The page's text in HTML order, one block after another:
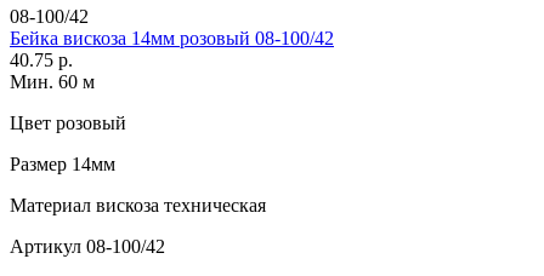
08-100/42
Бейка вискоза 14мм розовый 08-100/42
40.75 р.
Мин. 60 м
Цвет розовый
Размер 14мм
Материал вискоза техническая
Артикул 08-100/42